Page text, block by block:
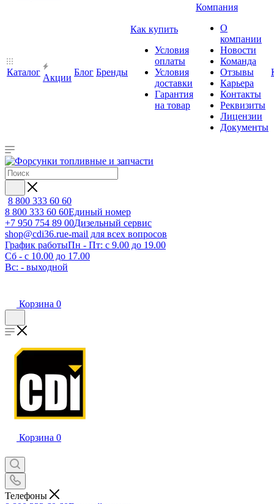
Каталог
Акции
Блог Бренды
Как купить
Условия
оплаты
Условия
доставки
Гарантия
на товар
Компания
О
компании
Новости
Команда
Отзывы
Карьера
Контакты
Реквизиты
Лицензии
Документы
8 800 333 60 60
8 800 333 60 60Единый номер
+7 950 754 89 00Дизельный сервис
shop@cdi36.rue-mail для всех вопросов
График работыПн - Пт: с 9.00 до 19.00
Сб - с 10.00 до 17.00
Вс: - выходной
Корзина 0
Корзина 0
Телефоны